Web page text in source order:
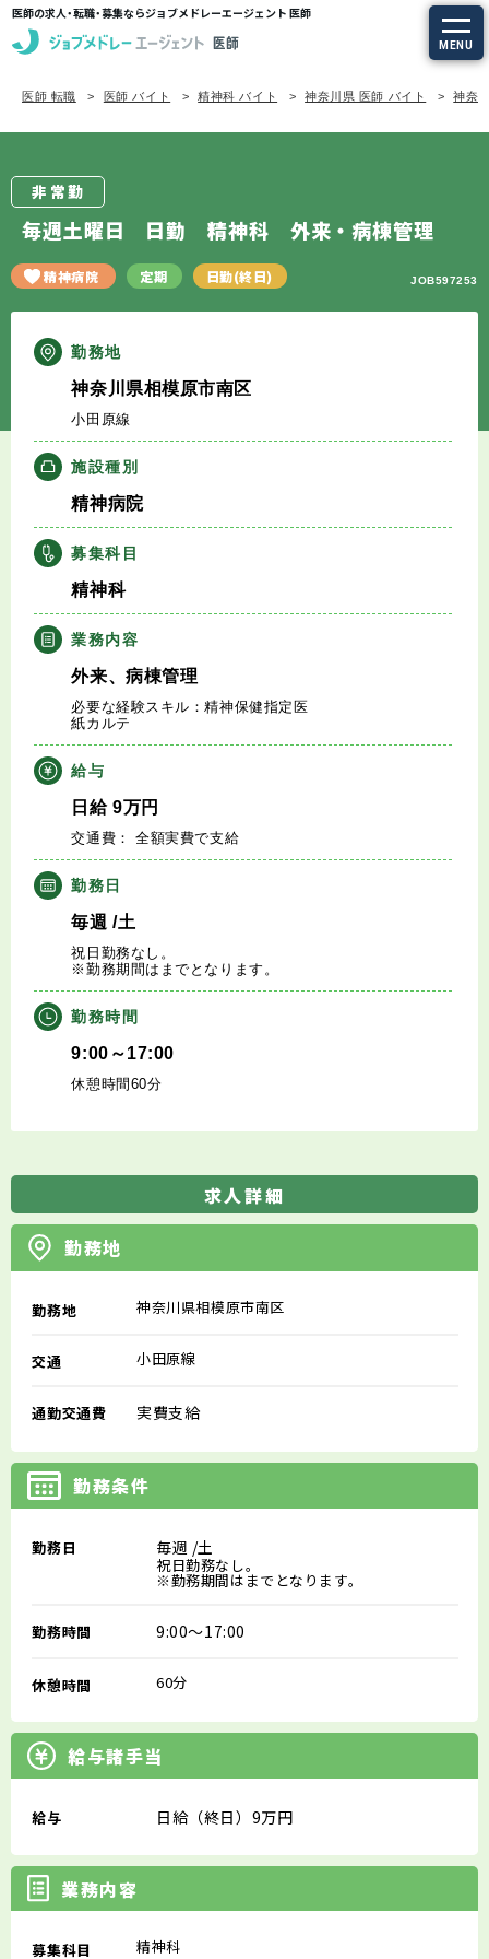
医師の求人・転職・募集ならジョブメドレーエージェント 医師
MENU
求人を探す
定期非常勤の求人
特集から探す
エージェントサービス
エージェントサービスTOP
サービスの流れ
キャリアアドバイザー紹介
医師の求人・転職Q&A
知りたい・聞きたい
転職成功事例
医師の転職マニュアル
データで見る医師の平均年収
医師に役立つ取材記事
大学医局紹介
医師 転職 医師 バイト 精神科 バイト 神奈川県 医師 バイト 神奈
非常勤
毎週土曜日 日勤 精神科 外来・病棟管理
精神病院 定期 日勤(終日) JOB597253
勤務地
神奈川県相模原市南区
小田原線
施設種別
精神病院
募集科目
精神科
業務内容
外来、病棟管理
必要な経験スキル：精神保健指定医
紙カルテ
給与
日給9万円
交通費： 全額実費で支給
勤務日
毎週 /土
祝日勤務なし。
※勤務期間はまでとなります。
勤務時間
9:00～17:00
休憩時間60分
求人詳細
勤務地
勤務地 神奈川県相模原市南区
交通 小田原線
通勤交通費 実費支給
勤務条件
勤務日 毎週 /土
祝日勤務なし。
※勤務期間はまでとなります。
勤務時間 9:00～17:00
休憩時間 60分
給与諸手当
給与 日給（終日）9万円
業務内容
募集科目 精神科